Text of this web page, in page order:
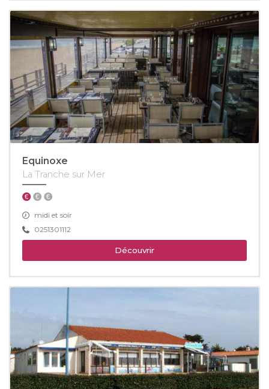
Equinoxe
La Tranche sur Mer
midi et soir
0251301112
Découvrir